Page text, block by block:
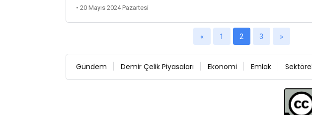
• 20 Mayıs 2024 Pazartesi
« 1 2 3 »
Gündem Demir Çelik Piyasaları Ekonomi Emlak Sektörel